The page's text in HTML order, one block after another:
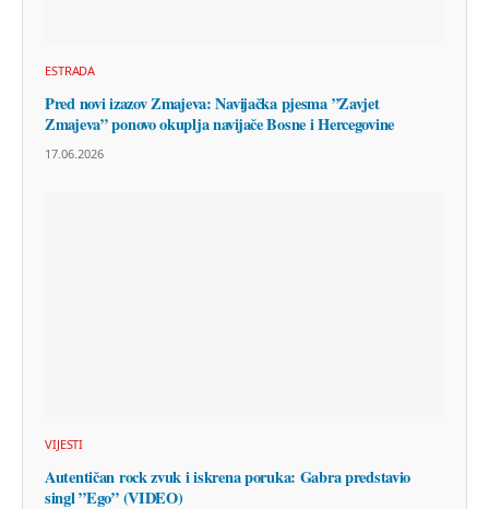
ESTRADA
Pred novi izazov Zmajeva: Navijačka pjesma ”Zavjet
Zmajeva” ponovo okuplja navijače Bosne i Hercegovine
17.06.2026
VIJESTI
Autentičan rock zvuk i iskrena poruka: Gabra predstavio
singl ”Ego” (VIDEO)